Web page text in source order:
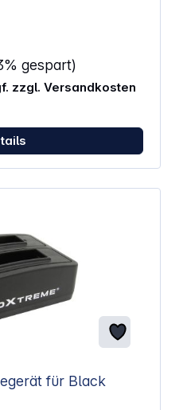
gespart)
zzgl. Versandkosten
Black